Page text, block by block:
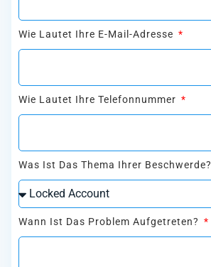
Wie Lautet Ihre E-Mail-Adresse
Wie Lautet Ihre Telefonnummer
Was Ist Das Thema Ihrer Beschwerde?
Wann Ist Das Problem Aufgetreten?